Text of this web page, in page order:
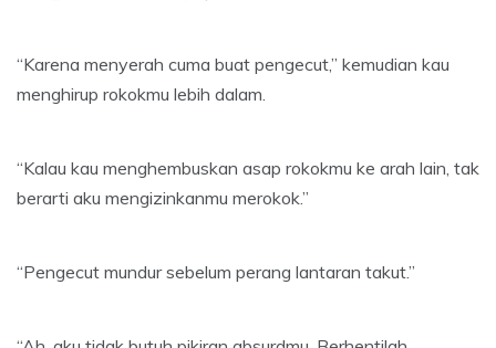
“Karena menyerah cuma buat pengecut,” kemudian kau
menghirup rokokmu lebih dalam.
“Kalau kau menghembuskan asap rokokmu ke arah lain, tak
berarti aku mengizinkanmu merokok.”
“Pengecut mundur sebelum perang lantaran takut.”